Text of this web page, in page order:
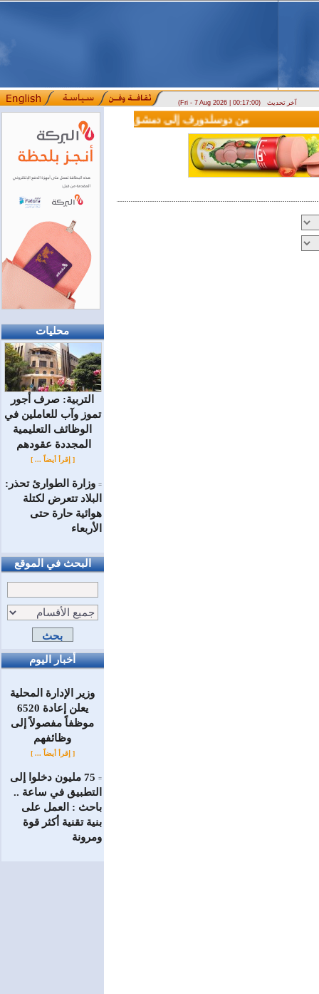
(Fri - 7 Aug 2026 | 00:17:00) آخر تحديث
محليات
التربية: صرف أجور
تموز وآب للعاملين في
الوظائف ‏التعليمية
المجددة عقودهم ‏
[ إقرأ أيضاً ... ]
= وزارة الطوارئ تحذر:
البلاد تتعرض لكتلة
هوائية حارة حتى
الأربعاء
البحث في الموقع
أخبار اليوم
وزير الإدارة المحلية
يعلن إعادة 6520
موظفاً مفصولاً إلى
‏وظائفهم
[ إقرأ أيضاً ... ]
=
75 مليون دخلوا إلى
التطبيق في ساعة ..
باحث : العمل على
بنية تقنية أكثر قوة
ومرونة